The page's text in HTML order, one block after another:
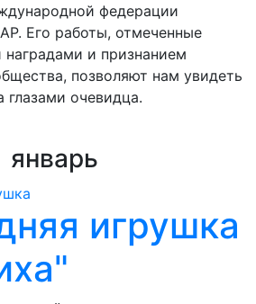
федерации
Его работы, отмеченные
наградами и признанием
позволяют нам увидеть
глазами очевидца.
январь
игрушка